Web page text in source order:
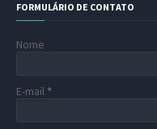
FORMULÁRIO DE CONTATO
Nome
E-mail *